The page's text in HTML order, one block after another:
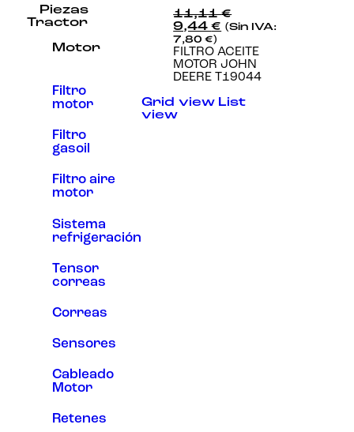
Piezas
Tractor
Motor
Filtro
motor
Filtro
gasoil
Filtro aire
motor
Sistema
refrigeración
Tensor
correas
Correas
Sensores
Cableado
Motor
Retenes
11,11€
9,44€ (Sin IVA:
7,80€)
FILTRO ACEITE
MOTOR JOHN
DEERE T19044
Grid view List
view
de la web, en
base a cómo
web.
Experiencia
Para que
funcione lo
mejor posible
durante tu
visita. Si
rechaza estas
cookies,
funcionalidades
desaparecerán
de la web.
Al compartir tus
comportamiento
mientras visitas
aumentas la
posibilidad de
ofertas
personalizados.